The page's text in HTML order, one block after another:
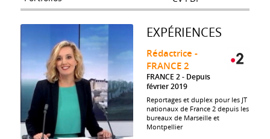
EXPÉRIENCES
Rédactrice -
FRANCE 2
FRANCE 2
Depuis
février 2019
Reportages et duplex pour les JT
nationaux de France 2 depuis les
bureaux de Marseille et
Montpellier